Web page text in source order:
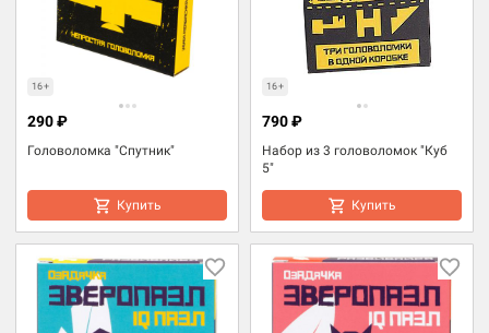
16+
Головоломка "Спутник"
290 ₽
Купить
16+
Набор из 3 головоломок "Куб
5"
790 ₽
Купить